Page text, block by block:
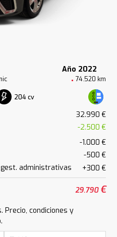
Año 2022
74.520 km
204 cv
32.990 €
-2.500 €
-1.000 €
-500 €
administrativas
+300 €
29.790€
Precio, condiciones y